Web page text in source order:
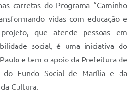
carretas do Programa “Caminho
vidas com educação e
que atende pessoas em
social, é uma iniciativa do
e tem o apoio da Prefeitura de
Fundo Social de Marília e da
Cultura.